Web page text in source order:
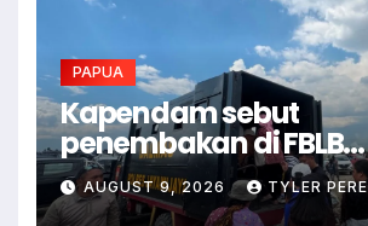
PAPUA
Kapendam sebut
penembakan di FBLB
kelompok KKB Kodap
Ndugama
AUGUST 9, 2026 TYLER